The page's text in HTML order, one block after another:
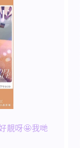
靚呀🤩我哋